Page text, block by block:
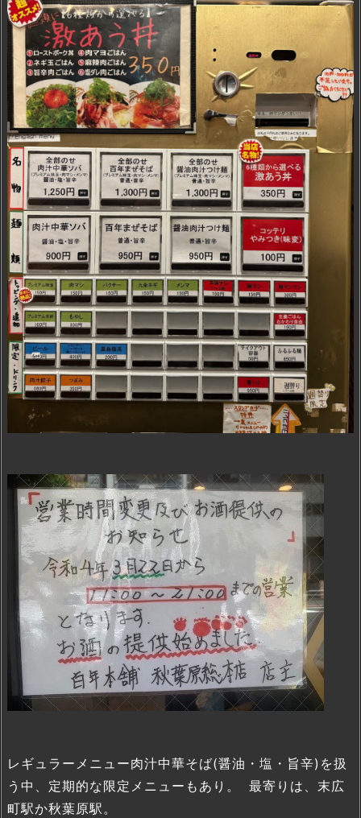
レギュラーメニュー肉汁中華そば(醤油・塩・旨辛)を扱
う中、定期的な限定メニューもあり。 最寄りは、末広
町駅か秋葉原駅。